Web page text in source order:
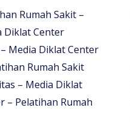
Rumah Sakit –
Diklat Center
Media Diklat Center
Rumah Sakit
– Media Diklat
– Pelatihan Rumah